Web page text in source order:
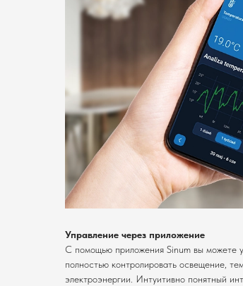
Управление через приложение
С помощью приложения Sinum вы можете
полностью контролировать освещение,
электроэнергии. Интуитивно понятный